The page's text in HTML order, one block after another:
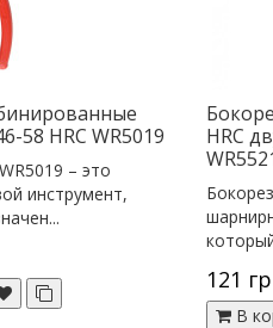
58 HRC WR5019
– это
инструмент,
HRC
121
В